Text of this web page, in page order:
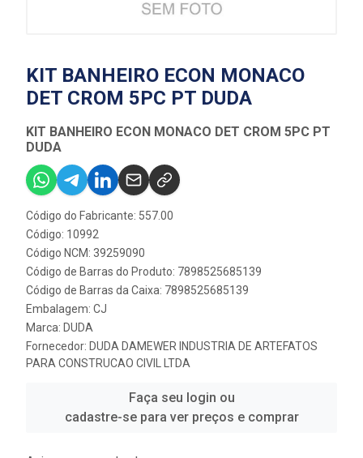
KIT BANHEIRO ECON MONACO
DET CROM 5PC PT DUDA
KIT BANHEIRO ECON MONACO DET CROM 5PC PT
DUDA
Código do Fabricante: 557.00
Código: 10992
Código NCM: 39259090
Código de Barras do Produto: 7898525685139
Código de Barras da Caixa: 7898525685139
Embalagem: CJ
Marca: DUDA
Fornecedor: DUDA DAMEWER INDUSTRIA DE ARTEFATOS
PARA CONSTRUCAO CIVIL LTDA
Faça seu login ou
cadastre-se para ver preços e comprar